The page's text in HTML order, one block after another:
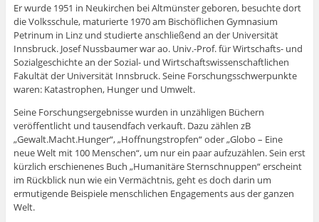
Er wurde 1951 in Neukirchen bei Altmünster geboren, besuchte dort
die Volksschule, maturierte 1970 am Bischöflichen Gymnasium
Petrinum in Linz und studierte anschließend an der Universität
Innsbruck. Josef Nussbaumer war ao. Univ.-Prof. für Wirtschafts- und
Sozialgeschichte an der Sozial- und Wirtschaftswissenschaftlichen
Fakultät der Universität Innsbruck. Seine Forschungsschwerpunkte
waren: Katastrophen, Hunger und Umwelt.
Seine Forschungsergebnisse wurden in unzähligen Büchern
veröffentlicht und tausendfach verkauft. Dazu zählen zB
„Gewalt.Macht.Hunger“, „Hoffnungstropfen“ oder „Globo – Eine
neue Welt mit 100 Menschen“, um nur ein paar aufzuzählen. Sein erst
kürzlich erschienenes Buch „Humanitäre Sternschnuppen“ erscheint
im Rückblick nun wie ein Vermächtnis, geht es doch darin um
ermutigende Beispiele menschlichen Engagements aus der ganzen
Welt.